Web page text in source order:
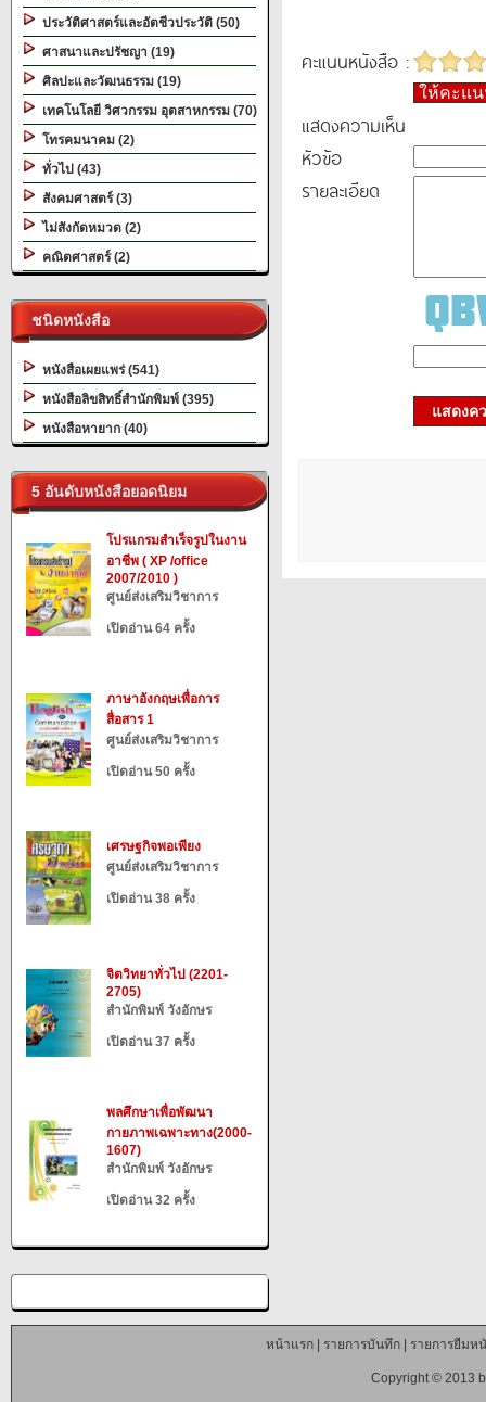
ประวัติศาสตร์และอัตชีวประวัติ (50)
ศาสนาและปรัชญา (19)
ศิลปะและวัฒนธรรม (19)
เทคโนโลยี วิศวกรรม อุตสาหกรรม (70)
โทรคมนาคม (2)
ทั่วไป (43)
สังคมศาสตร์ (3)
ไม่สังกัดหมวด (2)
คณิตศาสตร์ (2)
ชนิดหนังสือ
หนังสือเผยแพร่ (541)
หนังสือลิขสิทธิ์สำนักพิมพ์ (395)
หนังสือหายาก (40)
5 อันดับหนังสือยอดนิยม
โปรแกรมสำเร็จรูปในงาน
อาชีพ ( XP /office
2007/2010 )
ศูนย์ส่งเสริมวิชาการ
เปิดอ่าน 64 ครั้ง
ภาษาอังกฤษเพื่อการ
สื่อสาร 1
ศูนย์ส่งเสริมวิชาการ
เปิดอ่าน 50 ครั้ง
เศรษฐกิจพอเพียง
ศูนย์ส่งเสริมวิชาการ
เปิดอ่าน 38 ครั้ง
จิตวิทยาทั่วไป (2201-
2705)
สำนักพิมพ์ วังอักษร
เปิดอ่าน 37 ครั้ง
พลศึกษาเพื่อพัฒนา
กายภาพเฉพาะทาง(2000-
1607)
สำนักพิมพ์ วังอักษร
เปิดอ่าน 32 ครั้ง
คะแนนหนังสือ :
ให้คะแ
แสดงความเห็น
หัวข้อ
รายละเอียด
แสดงค
หน้าแรก| รายการบันทึก| รายการยืมห
Copyright © 2013